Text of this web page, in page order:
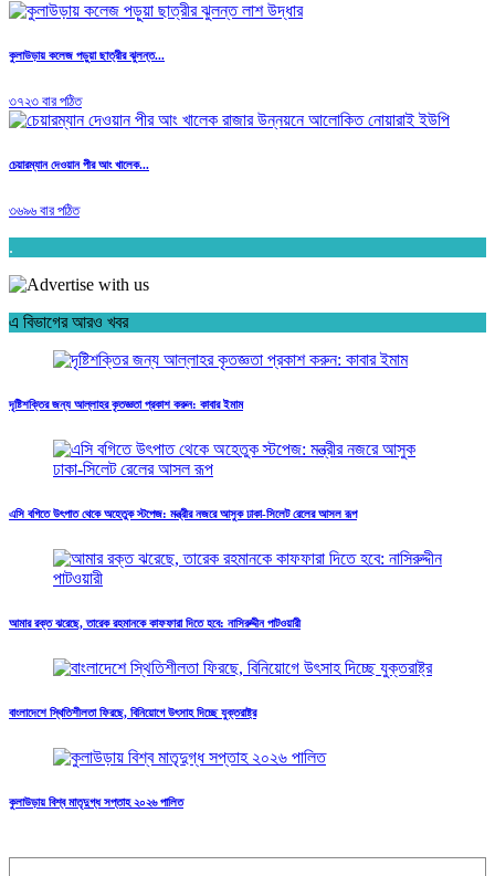
কুলাউড়ায় কলেজ পড়ুয়া ছাত্রীর ঝুলন্ত...
৩৭২৩ বার পঠিত
চেয়ারম্যান দেওয়ান পীর আং খালেক...
৩৬৯৬ বার পঠিত
.
এ বিভাগের আরও খবর
দৃষ্টিশক্তির জন্য আল্লাহর কৃতজ্ঞতা প্রকাশ করুন: কাবার ইমাম
এসি বগিতে উৎপাত থেকে অহেতুক স্টপেজ: মন্ত্রীর নজরে আসুক ঢাকা-সিলেট রেলের আসল রূপ
আমার রক্ত ঝরেছে, তারেক রহমানকে কাফফারা দিতে হবে: নাসিরুদ্দীন পাটওয়ারী
বাংলাদেশে স্থিতিশীলতা ফিরছে, বিনিয়োগে উৎসাহ দিচ্ছে যুক্তরাষ্ট্র
কুলাউড়ায় বিশ্ব মাতৃদুগ্ধ সপ্তাহ ২০২৬ পালিত